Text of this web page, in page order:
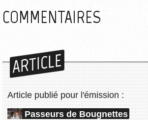
COMMENTAIRES
ARTICLE
Article publié pour l'émission :
Passeurs de Bougnettes